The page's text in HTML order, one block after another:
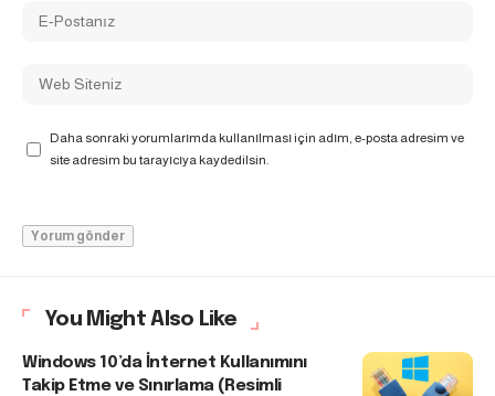
Daha sonraki yorumlarımda kullanılması için adım, e-posta adresim ve
site adresim bu tarayıcıya kaydedilsin.
You Might Also Like
Windows 10’da İnternet Kullanımını
Takip Etme ve Sınırlama (Resimli